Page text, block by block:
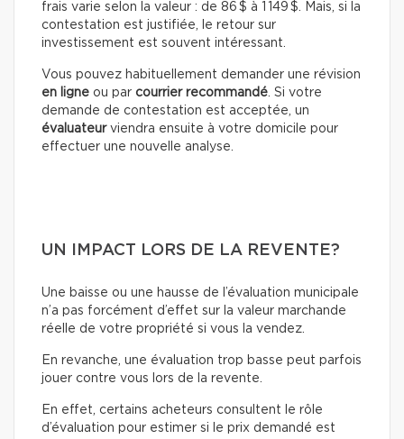
frais varie selon la valeur : de 86 $ à 1 149 $. Mais, si la
contestation est justifiée, le retour sur
investissement est souvent intéressant.
Vous pouvez habituellement demander une révision
en ligne ou par courrier recommandé. Si votre
demande de contestation est acceptée, un
évaluateurviendra ensuite à votre domicile pour
effectuer une nouvelle analyse.
UN IMPACT LORS DE LA REVENTE?
Une baisse ou une hausse de l’évaluation municipale
n’a pas forcément d’effet sur la valeur marchande
réelle de votre propriété si vous la vendez.
En revanche, une évaluation trop basse peut parfois
jouer contre vous lors de la revente.
En effet, certains acheteurs consultent le rôle
d’évaluation pour estimer si le prix demandé est